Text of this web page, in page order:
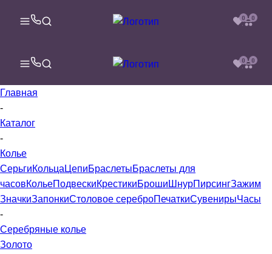
0 0
0 0
Главная
-
Каталог
-
Колье
СерьгиКольца ЦепиБраслетыБраслеты для
часовКольеПодвескиКрестикиБроши ШнурПирсингЗажим
ЗначкиЗапонкиСтоловое сереброПечаткиСувенирыЧасы
-
Серебряные колье
Золото